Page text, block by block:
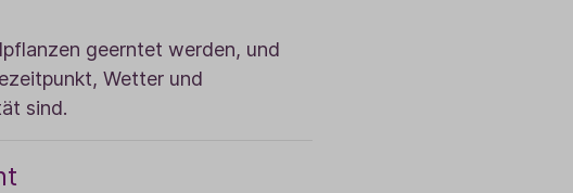
geerntet werden, und
Wetter und
sind.